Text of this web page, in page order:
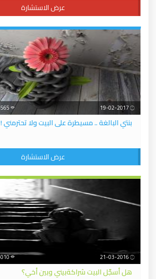
عرض الاستشارة
بنتي البالغة .. مسيطرة على البيت ولا تحترمني !
عرض الاستشارة
16010 مشاهدة
هل أسجّل البيت شراكةبيني وبين أخي؟